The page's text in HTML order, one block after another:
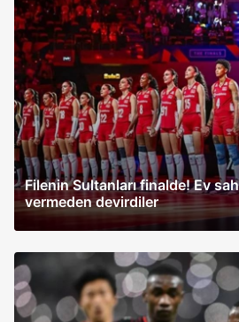
Filenin Sultanları finalde! Ev
vermeden devirdiler